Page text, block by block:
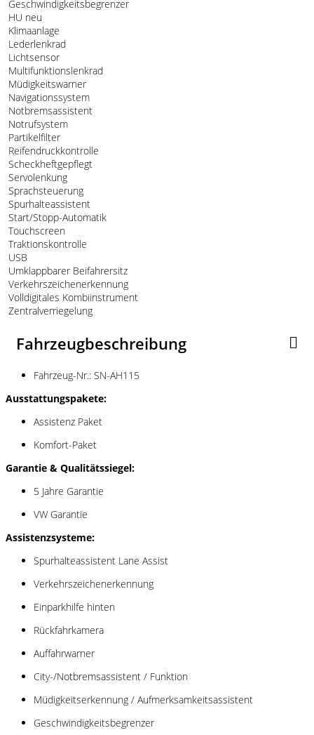
Geschwindigkeitsbegrenzer
HU neu
Klimaanlage
Lederlenkrad
Lichtsensor
Multifunktionslenkrad
Müdigkeitswarner
Navigationssystem
Notbremsassistent
Notrufsystem
Partikelfilter
Reifendruckkontrolle
Scheckheftgepflegt
Servolenkung
Sprachsteuerung
Spurhalteassistent
Start/Stopp-Automatik
Touchscreen
Traktionskontrolle
USB
Umklappbarer Beifahrersitz
Verkehrszeichenerkennung
Volldigitales Kombiinstrument
Zentralverriegelung
Fahrzeugbeschreibung
Fahrzeug-Nr.: SN-AH115
Ausstattungspakete:
Assistenz Paket
Komfort-Paket
Garantie & Qualitätssiegel:
5 Jahre Garantie
VW Garantie
Assistenzsysteme:
Spurhalteassistent Lane Assist
Verkehrszeichenerkennung
Einparkhilfe hinten
Rückfahrkamera
Auffahrwarner
City-/Notbremsassistent / Funktion
Müdigkeitserkennung / Aufmerksamkeitsassistent
Geschwindigkeitsbegrenzer